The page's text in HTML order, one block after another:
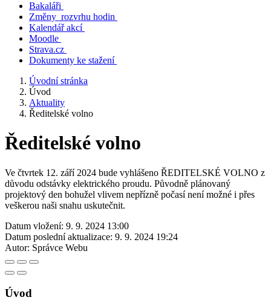
Bakaláři
Změny rozvrhu hodin
Kalendář akcí
Moodle
Strava.cz
Dokumenty ke stažení
Úvodní stránka
Úvod
Aktuality
Ředitelské volno
Ředitelské volno
Ve čtvrtek 12. září 2024 bude vyhlášeno ŘEDITELSKÉ VOLNO z
důvodu odstávky elektrického proudu. Původně plánovaný
projektový den bohužel vlivem nepřízně počasí není možné i přes
veškerou naši snahu uskutečnit.
Datum vložení: 9. 9. 2024 13:00
Datum poslední aktualizace: 9. 9. 2024 19:24
Autor: Správce Webu
Úvod